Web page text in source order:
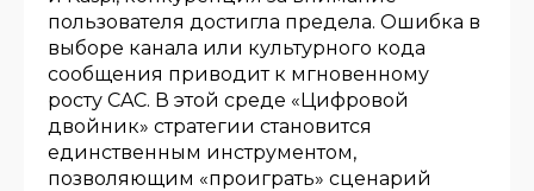
пользователя достигла предела. Ошибка в
выборе канала или культурного кода
сообщения приводит к мгновенному
росту CAC. В этой среде «Цифровой
двойник» стратегии становится
единственным инструментом,
позволяющим «проиграть» сценарий